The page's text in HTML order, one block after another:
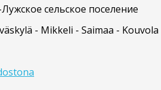
сельское поселение
- Mikkeli - Saimaa - Kouvola